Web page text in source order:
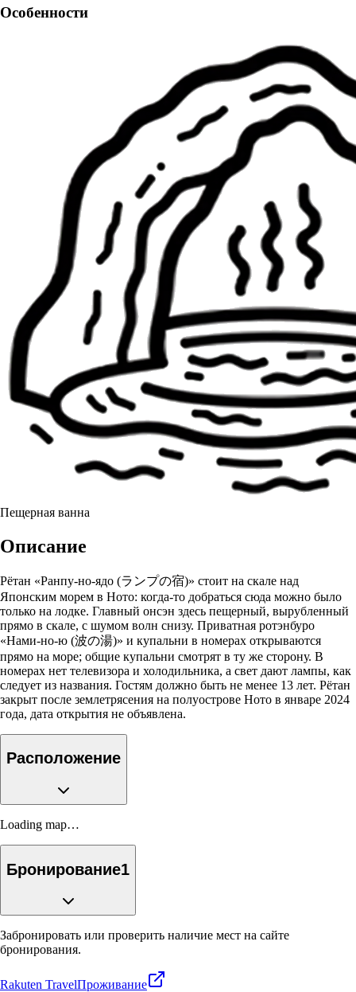
Особенности
Пещерная ванна
Описание
Рётан «Ранпу-но-ядо (ランプの宿)» стоит на скале над
Японским морем в Ното: когда-то добраться сюда можно было
только на лодке. Главный онсэн здесь пещерный, вырубленный
прямо в скале, с шумом волн снизу. Приватная ротэнбуро
«Нами-но-ю (波の湯)» и купальни в номерах открываются
прямо на море; общие купальни смотрят в ту же сторону. В
номерах нет телевизора и холодильника, а свет дают лампы, как
следует из названия. Гостям должно быть не менее 13 лет. Рётан
закрыт после землетрясения на полуострове Ното в январе 2024
года, дата открытия не объявлена.
Расположение
Loading map…
Бронирование1
Забронировать или проверить наличие мест на сайте
бронирования.
Rakuten TravelПроживание